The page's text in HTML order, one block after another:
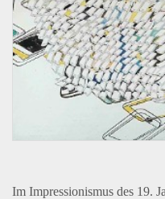
Im Impressionismus des 19.